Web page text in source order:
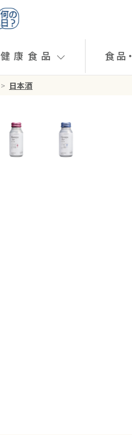
健康食品 食品
> 日本酒